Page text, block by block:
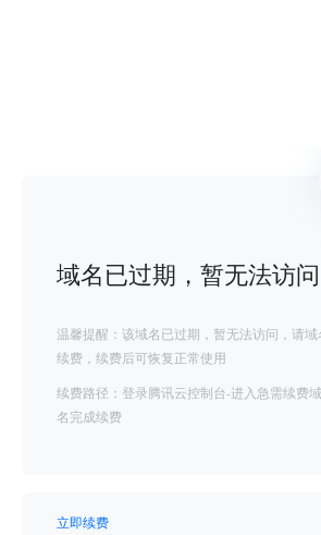
域名已过期，暂无法访问
温馨提醒：该域名已过期，暂无法访问，请
续费，续费后可恢复正常使用
续费路径：登录腾讯云控制台-进入急需续费
名完成续费
立即续费